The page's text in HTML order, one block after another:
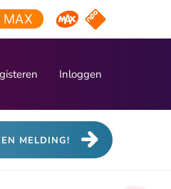
Omroep MAX
NPO Start
Inloggen
MELDING!